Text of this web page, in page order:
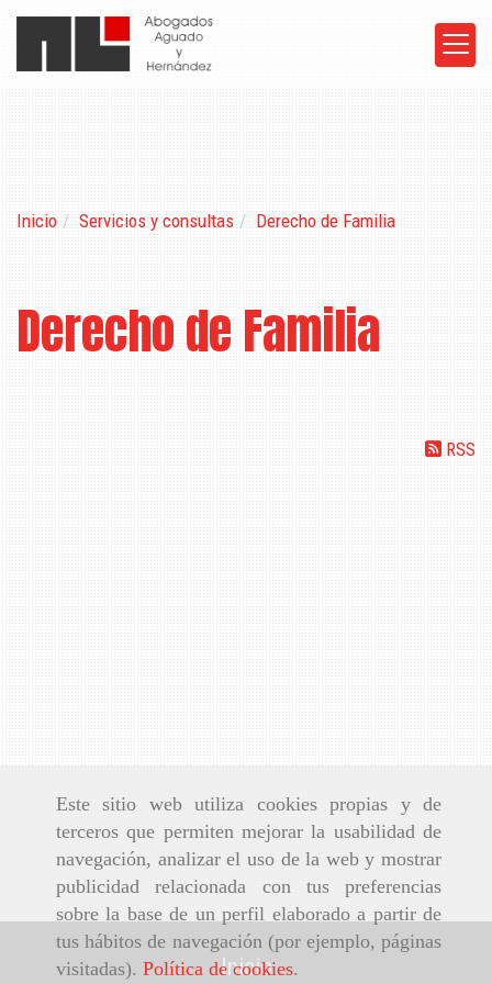
Este sitio web utiliza cookies propias y de
terceros que permiten mejorar la usabilidad de
navegación, analizar el uso de la web y mostrar
publicidad relacionada con tus preferencias
sobre la base de un perfil elaborado a partir de
tus hábitos de navegación (por ejemplo, páginas
visitadas). Política de cookies.
Inicio Servicios y consultas Derecho de Familia
Derecho de Familia
RSS
Inicio